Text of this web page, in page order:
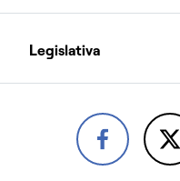
Legislativa